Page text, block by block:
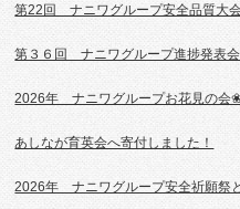
第22回 ナニワグループ安全品質
第３６回 ナニワグループ進捗発表会
2026年 ナニワグループお花見の会
あしなが育英会へ寄付しました！
2026年 ナニワグループ安全祈願祭